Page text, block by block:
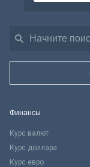
Финансы
Курс валют
Курс доллара
Курс евро